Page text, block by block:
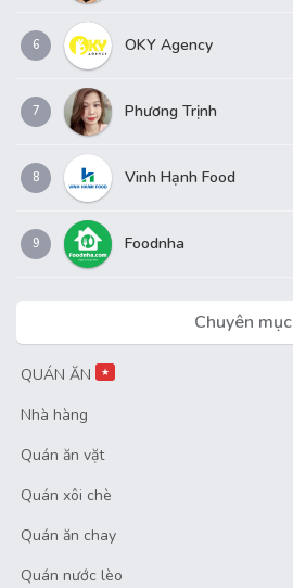
6 OKY Agency
7 Phương Trịnh
8 Vinh Hạnh Food
9 Foodnha
Chuyên mục
QUÁN ĂN ★
Nhà hàng
Quán ăn vặt
Quán xôi chè
Quán ăn chay
Quán nước lèo